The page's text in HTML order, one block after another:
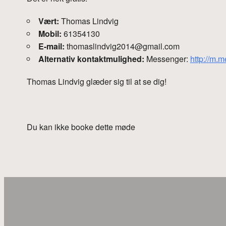
Vært: Thomas Lindvig
Mobil: 61354130
E-mail: thomaslindvig2014@gmail.com
Alternativ kontaktmulighed: Messenger: http://
Thomas Lindvig glæder sig til at se dig!
Du kan ikke booke dette møde